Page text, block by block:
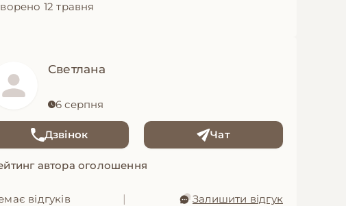
12 травня
Светлана
6 серпня
Дзвінок Чат
автора оголошення
відгуків | Залишити відгук